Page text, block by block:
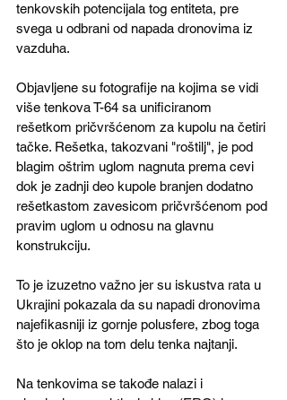
tenkovskih potencijala tog entiteta, pre
svega u odbrani od napada dronovima iz
vazduha.
Objavljene su fotografije na kojima se vidi
više tenkova T-64 sa unificiranom
rešetkom pričvršćenom za kupolu na četiri
tačke. Rešetka, takozvani "roštilj", je pod
blagim oštrim uglom nagnuta prema cevi
dok je zadnji deo kupole branjen dodatno
rešetkastom zavesicom pričvršćenom pod
pravim uglom u odnosu na glavnu
konstrukciju.
To je izuzetno važno jer su iskustva rata u
Ukrajini pokazala da su napadi dronovima
najefikasniji iz gornje polusfere, zbog toga
što je oklop na tom delu tenka najtanji.
Na tenkovima se takođe nalazi i